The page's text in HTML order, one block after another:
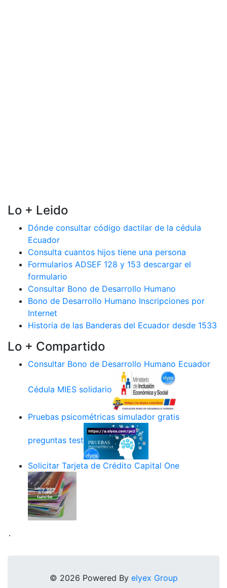
Lo + Leido
Dónde consultar código dactilar de la cédula
Ecuador
Consulta cuantos hijos tiene una persona
Formularios ADSEF 128 y 153 descargar el
formulario
Consultar Bono de Desarrollo Humano
Bono de Desarrollo Humano Inscripciones por
Internet
Historia de las Banderas del Ecuador desde 1533
Lo + Compartido
Consultar Bono de Desarrollo Humano Ecuador
Cédula MIES solidario
Pruebas psicométricas simulador gratis
preguntas test
Solicitar Tarjeta de Crédito Capital One
.
© 2026 Powered By elyex Group